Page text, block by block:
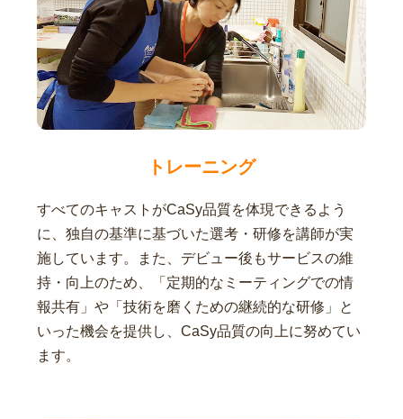
トレーニング
すべてのキャストがCaSy品質を体現できるよう
に、独自の基準に基づいた選考・研修を講師が実
施しています。また、デビュー後もサービスの維
持・向上のため、「定期的なミーティングでの情
報共有」や「技術を磨くための継続的な研修」と
いった機会を提供し、CaSy品質の向上に努めてい
ます。